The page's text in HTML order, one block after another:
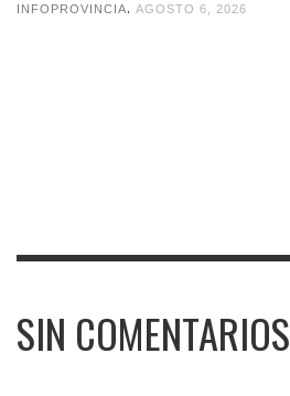
INFOPROVINCIA AGOSTO 6, 2026
SIN COMENTARIOS